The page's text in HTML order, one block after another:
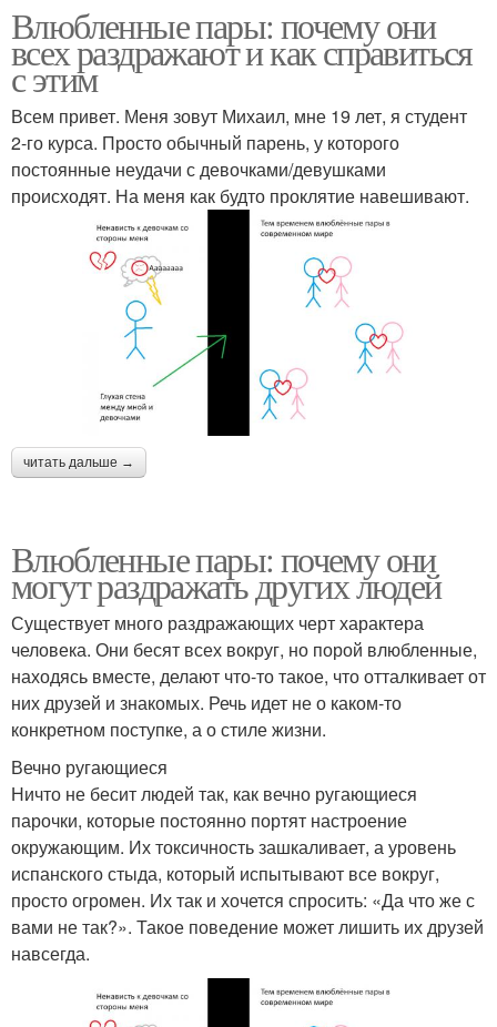
Влюбленные пары: почему они
всех раздражают и как справиться
с этим
Всем привет. Меня зовут Михаил, мне 19 лет, я студент
2-го курса. Просто обычный парень, у которого
постоянные неудачи с девочками/девушками
происходят. На меня как будто проклятие навешивают.
читать дальше →
Влюбленные пары: почему они
могут раздражать других людей
Существует много раздражающих черт характера
человека. Они бесят всех вокруг, но порой влюбленные,
находясь вместе, делают что-то такое, что отталкивает от
них друзей и знакомых. Речь идет не о каком-то
конкретном поступке, а о стиле жизни.
Вечно ругающиеся
Ничто не бесит людей так, как вечно ругающиеся
парочки, которые постоянно портят настроение
окружающим. Их токсичность зашкаливает, а уровень
испанского стыда, который испытывают все вокруг,
просто огромен. Их так и хочется спросить: «Да что же с
вами не так?». Такое поведение может лишить их друзей
навсегда.